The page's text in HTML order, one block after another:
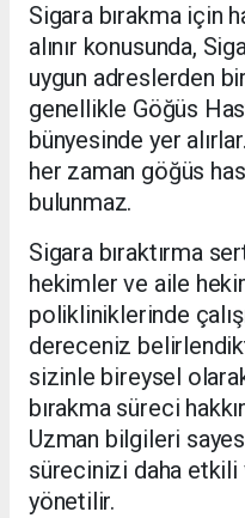
Sigara bırakma için
alınır konusunda,
uygun adreslerden
genellikle Göğüs
bünyesinde yer
her zaman göğüs
bulunmaz.
Sigara bıraktırma
hekimler ve aile
polikliniklerinde
dereceniz
sizinle bireysel
bırakma süreci
Uzman bilgileri
sürecinizi daha
yönetilir.